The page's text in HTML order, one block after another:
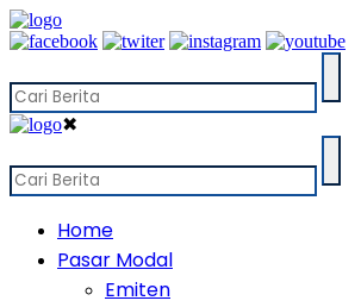
✖
Home
Pasar Modal
Emiten